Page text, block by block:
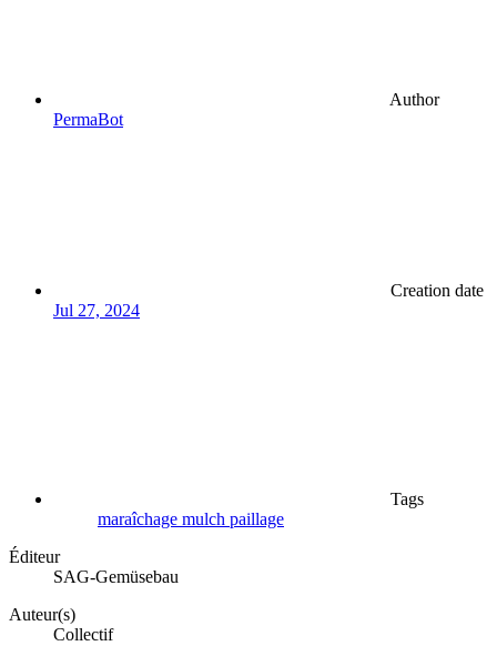
Author
PermaBot
Creation date
Jul 27, 2024
Tags
maraîchage mulch paillage
Éditeur
SAG-Gemüsebau
Auteur(s)
Collectif